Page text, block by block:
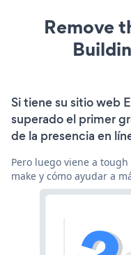
Remove
Si tiene su sitio web
superado el primer
de la presencia en
Pero luego viene a
make y cómo ayudar a